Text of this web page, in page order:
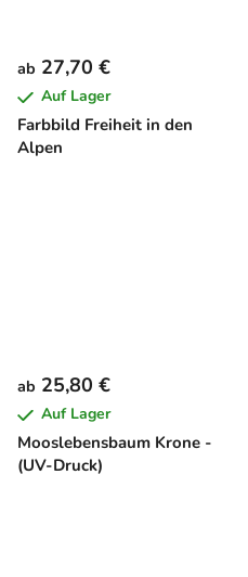
Farbbild Freiheit in den
Alpen
ab 27,70 €
Auf Lager
Mooslebensbaum Krone -
(UV-Druck)
ab 25,80 €
Auf Lager